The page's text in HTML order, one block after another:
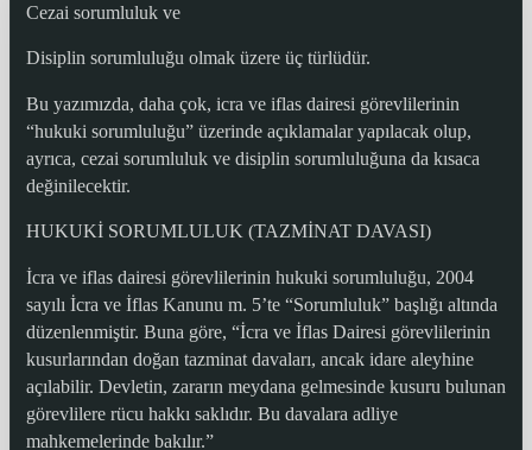
Cezai sorumluluk ve
Disiplin sorumluluğu olmak üzere üç türlüdür.
Bu yazımızda, daha çok, icra ve iflas dairesi görevlilerinin
“hukuki sorumluluğu” üzerinde açıklamalar yapılacak olup,
ayrıca, cezai sorumluluk ve disiplin sorumluluğuna da kısaca
değinilecektir.
HUKUKİ SORUMLULUK (TAZMİNAT DAVASI)
İcra ve iflas dairesi görevlilerinin hukuki sorumluluğu, 2004
sayılı İcra ve İflas Kanunu m. 5’te “Sorumluluk” başlığı altında
düzenlenmiştir. Buna göre, “İcra ve İflas Dairesi görevlilerinin
kusurlarından doğan tazminat davaları, ancak idare aleyhine
açılabilir. Devletin, zararın meydana gelmesinde kusuru bulunan
görevlilere rücu hakkı saklıdır. Bu davalara adliye
mahkemelerinde bakılır.”